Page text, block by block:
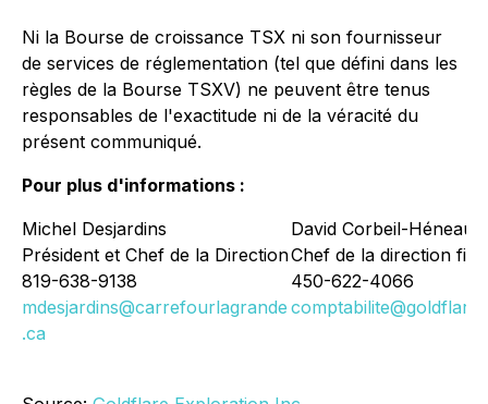
Ni la Bourse de croissance TSX ni son fournisseur
de services de réglementation (tel que défini dans les
règles de la Bourse TSXV) ne peuvent être tenus
responsables de l'exactitude ni de la véracité du
présent communiqué.
Pour plus d'informations :
Michel Desjardins
Président et Chef de la Direction
819-638-9138
mdesjardins@carrefourlagrande
.ca
David Corbeil-Héneault
Chef de la direction
450-622-4066